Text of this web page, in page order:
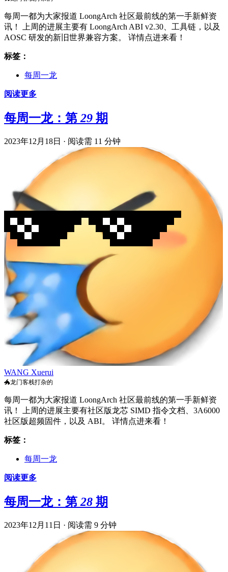
每周一都为大家报道 LoongArch 社区最前线的第一手新鲜资
讯！ 上周的进展主要有 LoongArch ABI v2.30、工具链，以及
AOSC 研发的新旧世界兼容方案。 详情点进来看！
标签：
每周一龙
阅读更多
每周一龙：第 29 期
2023年12月18日 · 阅读需 11 分钟
WANG Xuerui
🐲龙门客栈打杂的
每周一都为大家报道 LoongArch 社区最前线的第一手新鲜资
讯！ 上周的进展主要有社区版龙芯 SIMD 指令文档、3A6000
社区版超频固件，以及 ABI。 详情点进来看！
标签：
每周一龙
阅读更多
每周一龙：第 28 期
2023年12月11日 · 阅读需 9 分钟